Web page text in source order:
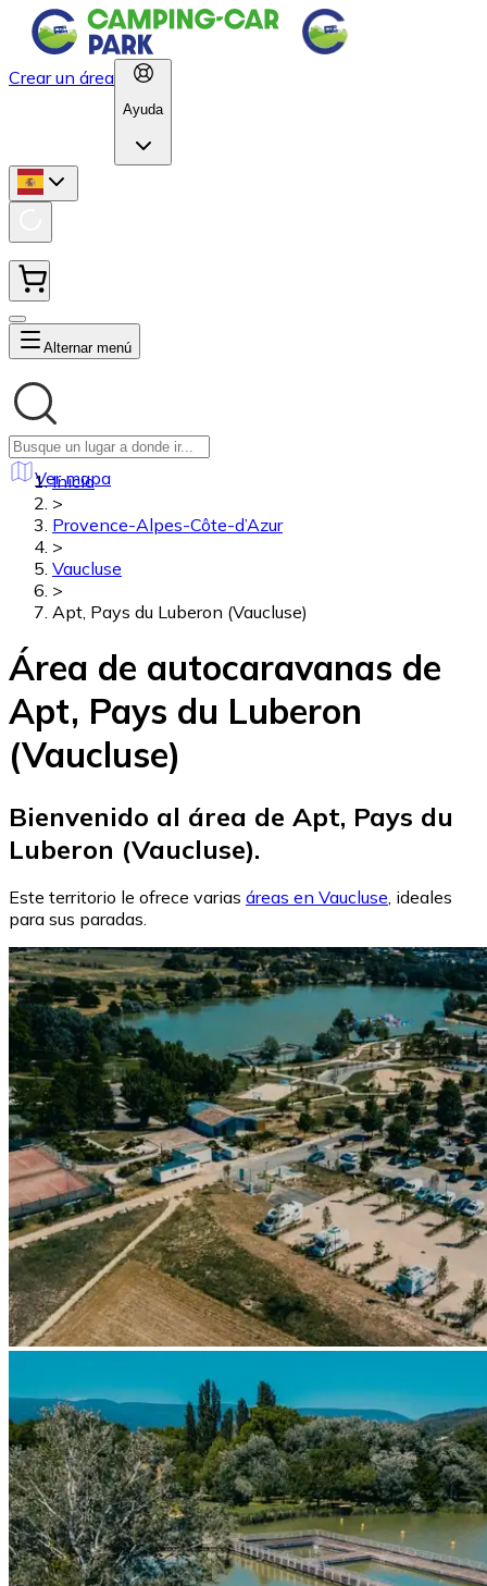
Crear un área
Ayuda
Alternar menú
Ver mapa
Inicio
>
Provence-Alpes-Côte-d’Azur
>
Vaucluse
>
Apt, Pays du Luberon (Vaucluse)
Área de autocaravanas de
Apt, Pays du Luberon
(Vaucluse)
Bienvenido al área de Apt, Pays du
Luberon (Vaucluse).
Este territorio le ofrece varias áreas en Vaucluse, ideales
para sus paradas.